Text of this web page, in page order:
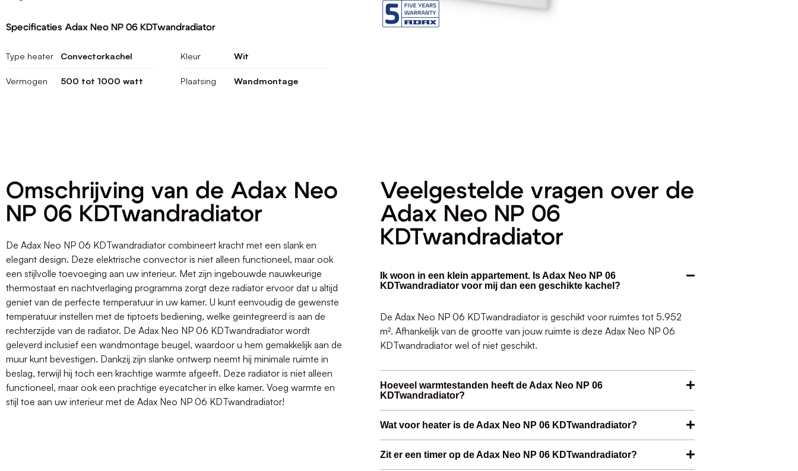
Specificaties Adax Neo NP 06 KDTwandradiator
Type heater Convectorkachel
Vermogen 500 tot 1000 watt
Kleur Wit
Plaatsing Wandmontage
Omschrijving van de Adax Neo
NP 06 KDTwandradiator
De Adax Neo NP 06 KDTwandradiator combineert kracht met een slank en
elegant design. Deze elektrische convector is niet alleen functioneel, maar ook
een stijlvolle toevoeging aan uw interieur. Met zijn ingebouwde nauwkeurige
thermostaat en nachtverlaging programma zorgt deze radiator ervoor dat u altijd
geniet van de perfecte temperatuur in uw kamer. U kunt eenvoudig de gewenste
temperatuur instellen met de tiptoets bediening, welke geïntegreerd is aan de
rechterzijde van de radiator. De Adax Neo NP 06 KDTwandradiator wordt
geleverd inclusief een wandmontage beugel, waardoor u hem gemakkelijk aan de
muur kunt bevestigen. Dankzij zijn slanke ontwerp neemt hij minimale ruimte in
beslag, terwijl hij toch een krachtige warmte afgeeft. Deze radiator is niet alleen
functioneel, maar ook een prachtige eyecatcher in elke kamer. Voeg warmte en
stijl toe aan uw interieur met de Adax Neo NP 06 KDTwandradiator!
Veelgestelde vragen over de
Adax Neo NP 06
KDTwandradiator
Ik woon in een klein appartement. Is Adax Neo NP 06
KDTwandradiator voor mij dan een geschikte kachel?
De Adax Neo NP 06 KDTwandradiator is geschikt voor ruimtes tot 5.952
m². Afhankelijk van de grootte van jouw ruimte is deze Adax Neo NP 06
KDTwandradiator wel of niet geschikt.
Hoeveel warmtestanden heeft de Adax Neo NP 06
KDTwandradiator?
Wat voor heater is de Adax Neo NP 06 KDTwandradiator?
Zit er een timer op de Adax Neo NP 06 KDTwandradiator?